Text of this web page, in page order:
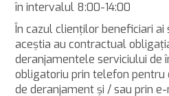
în intervalul 8:00-14:00
În cazul clienţilor beneficiari ai
aceştia au contractual
deranjamentele serviciului de
obligatoriu prin telefon pentru
de deranjament şi / sau prin